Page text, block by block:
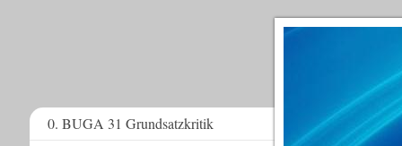
0. BUGA 31 Grundsatzkritik